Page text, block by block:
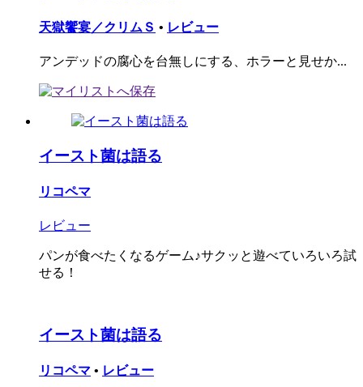
天獄饗宴／クリムＳ • レビュー
アンデッドの腐心を台無しにする、ホラーと見せか...
イースト菌は語る
リコペマ
レビュー
パンが食べたくなるゲーム♪サクッと遊べていろいろ試
せる！
イースト菌は語る
リコペマ • レビュー